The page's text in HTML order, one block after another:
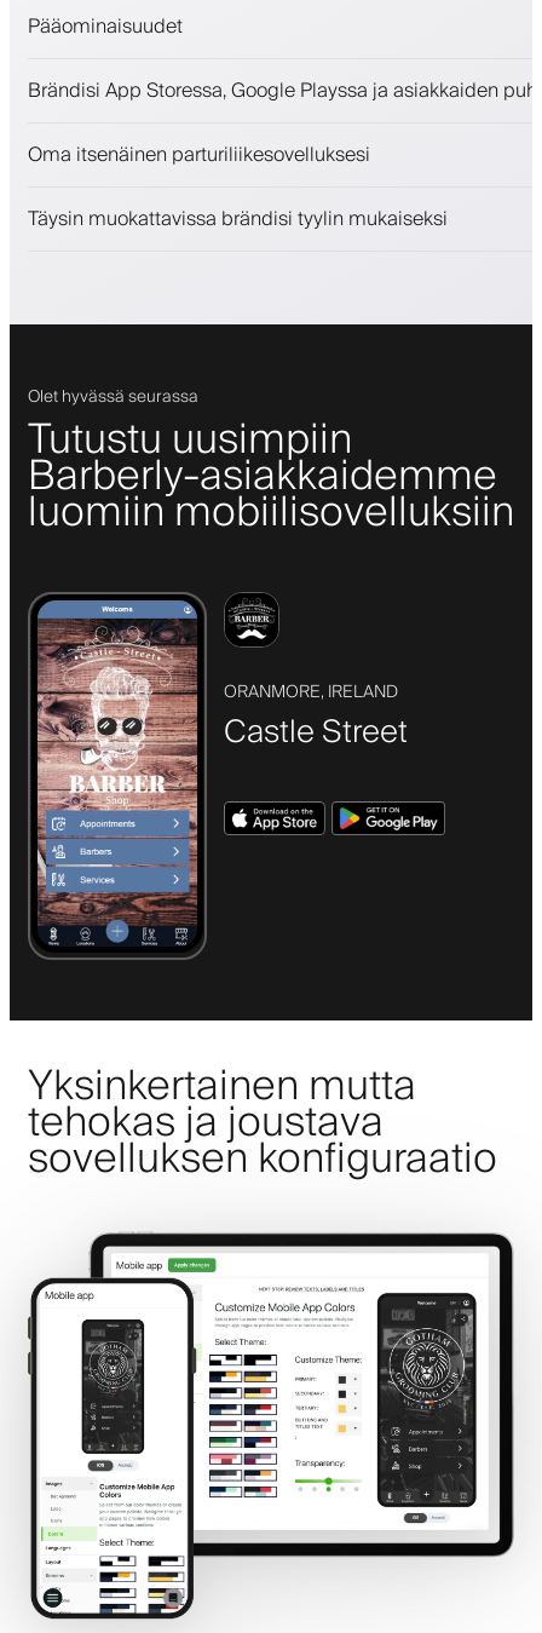
Pääominaisuudet
Maksut, vakuusmaksu
Sitouta asiakkaita kanta-asiakasohjelmalla
Brändisi App Storessa, Google Playssa ja asiakkaiden
Oma itsenäinen parturiliikesovelluksesi
Täysin muokattavissa brändisi tyylin mukaiseksi
Olet hyvässä seurassa
Tutustu uusimpiin
Barberly-asiakkaidemme
luomiin mobiilisovelluksiin
ORANMORE, IRELAND
Castle Street
Yksinkertainen mutta
tehokas ja joustava
sovelluksen konfiguraatio